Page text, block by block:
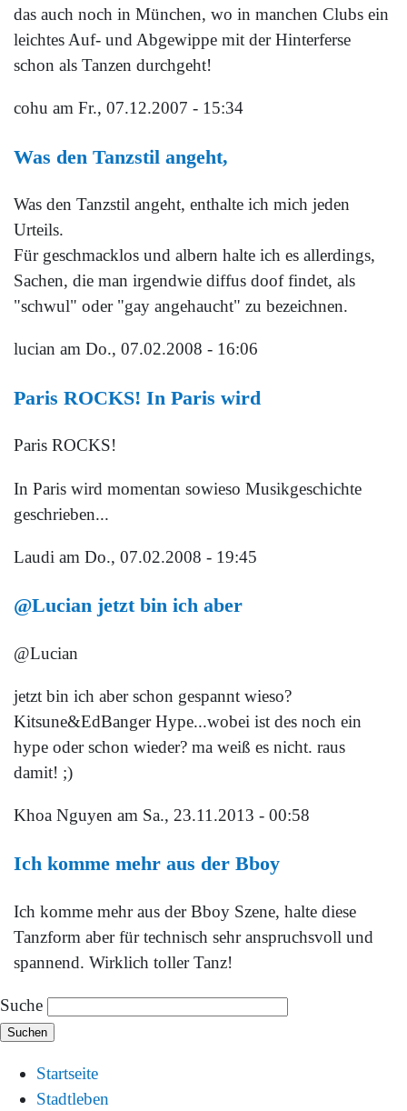
das auch noch in München, wo in manchen Clubs ein
leichtes Auf- und Abgewippe mit der Hinterferse
schon als Tanzen durchgeht!
cohu am Fr., 07.12.2007 - 15:34
Was den Tanzstil angeht,
Was den Tanzstil angeht, enthalte ich mich jeden
Urteils.
Für geschmacklos und albern halte ich es allerdings,
Sachen, die man irgendwie diffus doof findet, als
"schwul" oder "gay angehaucht" zu bezeichnen.
lucian am Do., 07.02.2008 - 16:06
Paris ROCKS! In Paris wird
Paris ROCKS!
In Paris wird momentan sowieso Musikgeschichte
geschrieben...
Laudi am Do., 07.02.2008 - 19:45
@Lucian jetzt bin ich aber
@Lucian
jetzt bin ich aber schon gespannt wieso?
Kitsune&EdBanger Hype...wobei ist des noch ein
hype oder schon wieder? ma weiß es nicht. raus
damit! ;)
Khoa Nguyen am Sa., 23.11.2013 - 00:58
Ich komme mehr aus der Bboy
Ich komme mehr aus derBboy Szene, halte diese
Tanzform aber für technisch sehr anspruchsvoll und
spannend. Wirklich toller Tanz!
Suche
Startseite
Stadtleben